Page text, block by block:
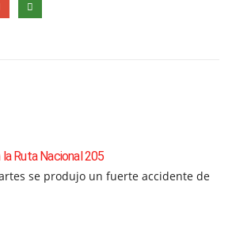
Ruta Nacional 205
se produjo un fuerte accidente de